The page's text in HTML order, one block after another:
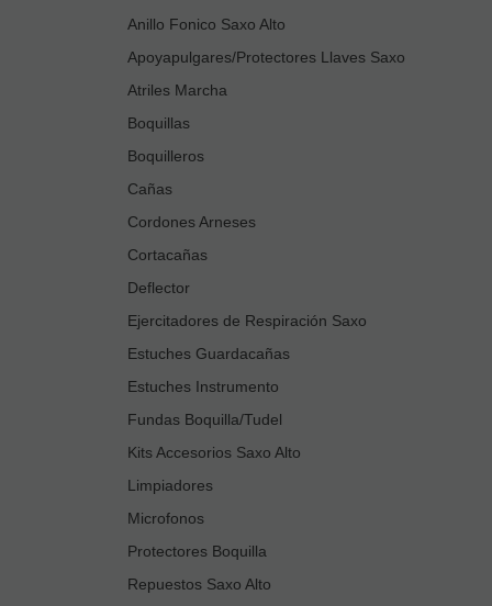
Anillo Fonico Saxo Alto
Apoyapulgares/Protectores Llaves Saxo
Atriles Marcha
Boquillas
Boquilleros
Cañas
Cordones Arneses
Cortacañas
Deflector
Ejercitadores de Respiración Saxo
Estuches Guardacañas
Estuches Instrumento
Fundas Boquilla/Tudel
Kits Accesorios Saxo Alto
Limpiadores
Microfonos
Protectores Boquilla
Repuestos Saxo Alto